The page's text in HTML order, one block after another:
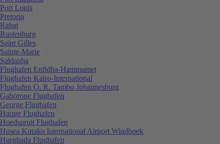
Port Louis
Pretoria
Rabat
Rustenburg
Saint Gilles
Sainte-Marie
Saldanha
Flughafen Enfidha-Hammamet
Flughafen Kairo-International
Flughafen O. R. Tambo Johannesburg
Gaborone Flughafen
George Flughafen
Harare Flughafen
Hoedspruit Flughafen
Hosea Kutako International Airport Windhoek
Hurghada Flughafen